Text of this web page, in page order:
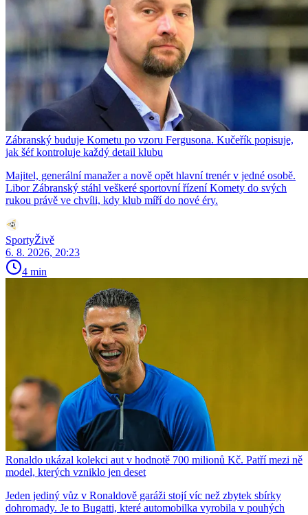
Zábranský buduje Kometu po vzoru Fergusona. Kučeřík popisuje,
jak šéf kontroluje každý detail klubu
Majitel, generální manažer a nově opět hlavní trenér v jedné osobě.
Libor Zábranský stáhl veškeré sportovní řízení Komety do svých
rukou právě ve chvíli, kdy klub míří do nové éry.
SportyŽivě
6. 8. 2026, 20:23
4 min
Ronaldo ukázal kolekci aut v hodnotě 700 milionů Kč. Patří mezi ně
model, kterých vzniklo jen deset
Jeden jediný vůz v Ronaldově garáži stojí víc než zbytek sbírky
dohromady. Je to Bugatti, které automobilka vyrobila v pouhých